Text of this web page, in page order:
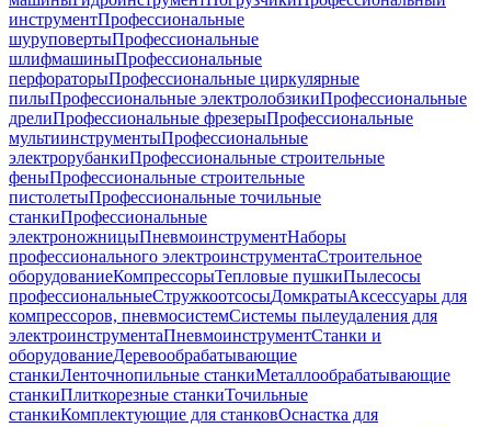
инструментПрофессиональные
шуруповертыПрофессиональные
шлифмашиныПрофессиональные
перфораторыПрофессиональные циркулярные
пилыПрофессиональные электролобзикиПрофессиональные
дрелиПрофессиональные фрезерыПрофессиональные
мультиинструментыПрофессиональные
электрорубанкиПрофессиональные строительные
феныПрофессиональные строительные
пистолетыПрофессиональные точильные
станкиПрофессиональные
электроножницыПневмоинструментНаборы
профессионального электроинструментаСтроительное
оборудованиеКомпрессорыТепловые пушкиПылесосы
профессиональныеСтружкоотсосыДомкратыАксессуары для
компрессоров, пневмосистемСистемы пылеудаления для
электроинструментаПневмоинструментСтанки и
оборудованиеДеревообрабатывающие
станкиЛенточнопильные станкиМеталлообрабатывающие
станкиПлиткорезные станкиТочильные
станкиКомплектующие для станковОснастка для